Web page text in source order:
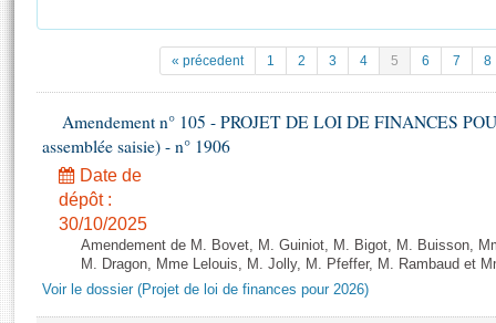
Projets de loi
Propositions de loi
Amendements
Textes adoptés
Rapports d'information
Rapports d'enquête
Documents de référence
( Constitution | Règlement de l'Assemblée ... )
Juniors
Anciennes législatures
Liens vers les sites publics
La Bibliothèque
Contacts et plan d'accès
Photos libres de droit
« précedent 1 2 3 4 5 6 7 8
Amendement n° 105 - PROJET DE LOI DE FINANCES
assemblée saisie) - n° 1906
Date de
dépôt :
30/10/2025
Amendement de M. Bovet, M. Guiniot, M. Bigot, M. Buisson,
M. Dragon, Mme Lelouis, M. Jolly, M. Pfeffer, M. Rambaud et
Voir le dossier (Projet de loi de finances pour 2026)